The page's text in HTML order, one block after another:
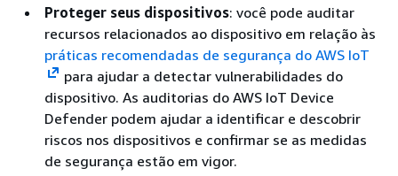
Proteger seus dispositivos: você pode auditar
recursos relacionados ao dispositivo em relação às
práticas recomendadas de segurança do AWS IoT
para ajudar a detectar vulnerabilidades do
dispositivo. As auditorias do AWS IoT Device
Defender podem ajudar a identificar e descobrir
riscos nos dispositivos e confirmar se as medidas
de segurança estão em vigor.